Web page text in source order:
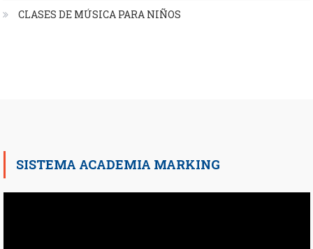
CLASES DE MÚSICA PARA NIÑOS
SISTEMA ACADEMIA MARKING